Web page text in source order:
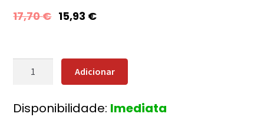
17,70€ 15,93 €
Quantidade
em
Adicionar
Disponibilidade: Imediata